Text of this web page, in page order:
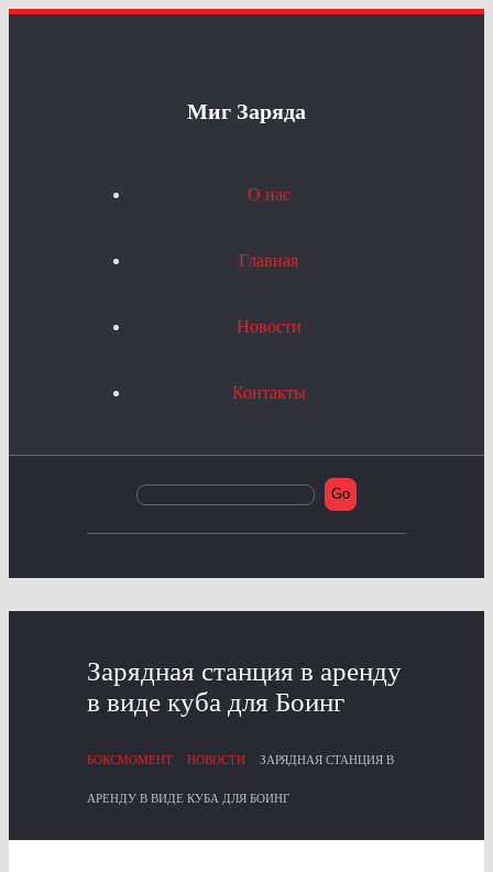
Миг Заряда
О нас
Главная
Новости
Контакты
Зарядная станция в аренду
в виде куба для Боинг
БОКСМОМЕНТ НОВОСТИ ЗАРЯДНАЯ СТАНЦИЯ В
АРЕНДУ В ВИДЕ КУБА ДЛЯ БОИНГ